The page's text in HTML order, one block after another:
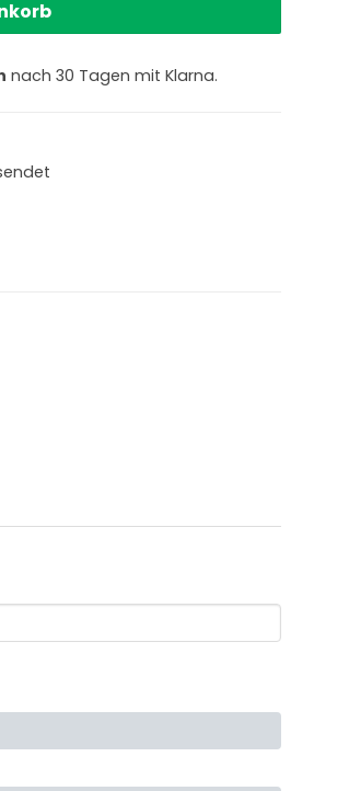
nach 30 Tagen mit Klarna.